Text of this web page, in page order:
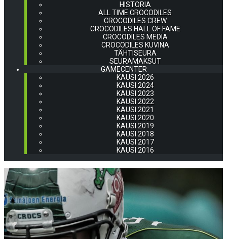
HISTORIA
ALL TIME CROCODILES
CROCODILES CREW
CROCODILES HALL OF FAME
CROCODILES MEDIA
CROCODILES KUVINA
TÄHTISEURA
SEURAMAKSUT
GAMECENTER
KAUSI 2026
KAUSI 2024
KAUSI 2023
KAUSI 2022
KAUSI 2021
KAUSI 2020
KAUSI 2019
KAUSI 2018
KAUSI 2017
KAUSI 2016